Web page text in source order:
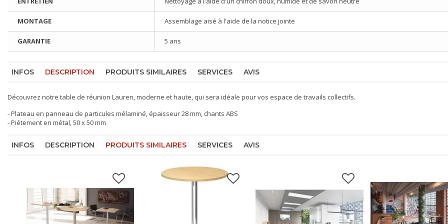
MONTAGE Assemblage aisé à l'aide de la notice jointe
GARANTIE 5 ans
INFOS DESCRIPTION PRODUITS SIMILAIRES SERVICES AVIS
Découvrez notre table de réunion Lauren, moderne et haute, qui sera idéale pour vos espace de travails collectifs.
- Plateau en panneau de particules mélaminé, épaisseur 28 mm, chants ABS
- Piétement en métal, 50 x 50 mm
INFOS DESCRIPTION PRODUITS SIMILAIRES SERVICES AVIS